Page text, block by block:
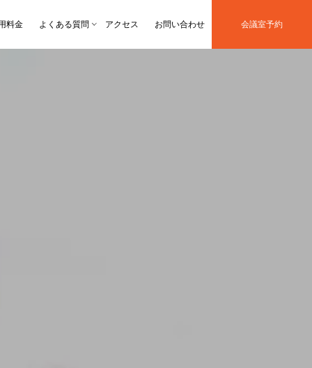
料金 よくある質問 アクセス お問い合わせ 会議室予約